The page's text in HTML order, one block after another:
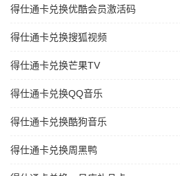
得仕通卡兑换优酷会员激活码
得仕通卡兑换搜狐视频
得仕通卡兑换芒果TV
得仕通卡兑换QQ音乐
得仕通卡兑换酷狗音乐
得仕通卡兑换周黑鸭